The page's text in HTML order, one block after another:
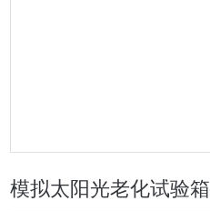
模拟太阳光老化试验箱